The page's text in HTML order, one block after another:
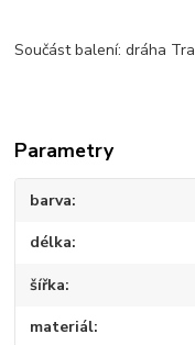
Součást balení: dráha
Parametry
barva
délka
šířka
materiál